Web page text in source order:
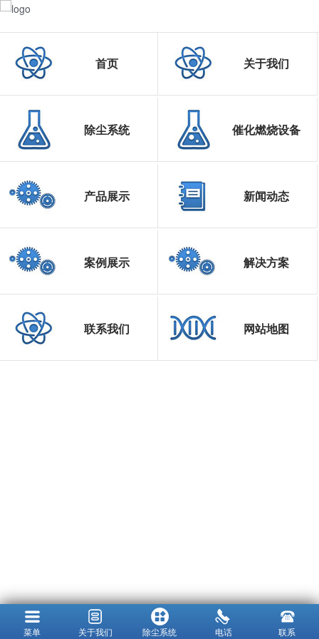
首页 关于我们
除尘系统 催化燃烧设备
产品展示 新闻动态
案例展示 解决方案
联系我们 网站地图
菜单 关于我们 除尘系统 电话 联系